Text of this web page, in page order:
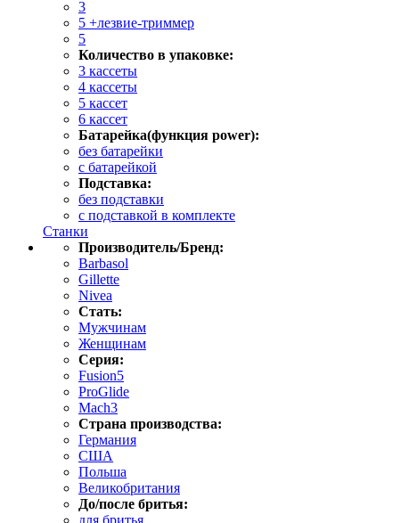
3
5 +лезвие-триммер
5
Количество в упаковке:
3 кассеты
4 кассеты
5 кассет
6 кассет
Батарейка(функция power):
без батарейки
с батарейкой
Подставка:
без подставки
с подставкой в комплекте
Станки
Производитель/Бренд:
Barbasol
Gillette
Nivea
Стать:
Мужчинам
Женщинам
Серия:
Fusion5
ProGlide
Mach3
Страна производства:
Германия
США
Польша
Великобритания
До/после бритья: